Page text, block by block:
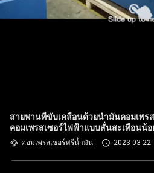
สายพานที่ขับเคลื่อนด้วยน้ำมันคอมเพร
คอมเพรสเซอร์ไฟฟ้าแบบสั่นสะเทือนน้อ
คอมเพรสเซอร์ฟรีน้ำมัน 2023-03-22